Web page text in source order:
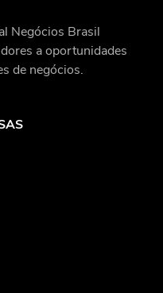
Negócios Brasil
a oportunidades
de negócios.